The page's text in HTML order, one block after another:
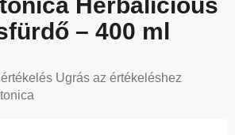
– 400 ml
Ugrás az értékeléshez